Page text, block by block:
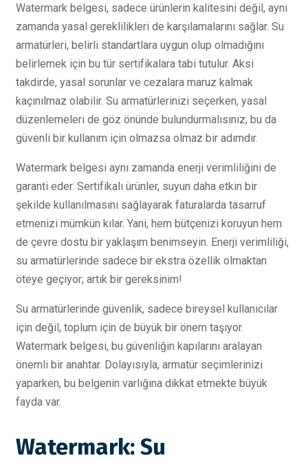
Watermark belgesi, sadece ürünlerin kalitesini değil, aynı
zamanda yasal gereklilikleri de karşılamalarını sağlar. Su
armatürleri, belirli standartlara uygun olup olmadığını
belirlemek için bu tür sertifikalara tabi tutulur. Aksi
takdirde, yasal sorunlar ve cezalara maruz kalmak
kaçınılmaz olabilir. Su armatürlerinizi seçerken, yasal
düzenlemeleri de göz önünde bulundurmalısınız; bu da
güvenli bir kullanım için olmazsa olmaz bir adımdır.
Watermark belgesi aynı zamanda enerji verimliliğini de
garanti eder. Sertifikalı ürünler, suyun daha etkin bir
şekilde kullanılmasını sağlayarak faturalarda tasarruf
etmenizi mümkün kılar. Yani, hem bütçenizi koruyun hem
de çevre dostu bir yaklaşım benimseyin. Enerji verimliliği,
su armatürlerinde sadece bir ekstra özellik olmaktan
öteye geçiyor; artık bir gereksinim!
Su armatürlerinde güvenlik, sadece bireysel kullanıcılar
için değil, toplum için de büyük bir önem taşıyor.
Watermark belgesi, bu güvenliğin kapılarını aralayan
önemli bir anahtar. Dolayısıyla, armatür seçimlerinizi
yaparken, bu belgenin varlığına dikkat etmekte büyük
fayda var.
Watermark: Su